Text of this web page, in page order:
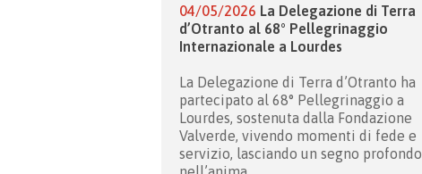
04/05/2026 La Delegazione di Terra
d’Otranto al 68° Pellegrinaggio
Internazionale a Lourdes
La Delegazione di Terra d’Otranto ha
partecipato al 68° Pellegrinaggio a
Lourdes, sostenuta dalla Fondazione
Valverde, vivendo momenti di fede e
servizio, lasciando un segno profondo